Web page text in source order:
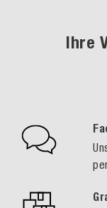
Ihre